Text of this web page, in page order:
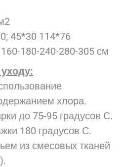
45*30 114*76
160-180-240-280-305 см
хлора.
до 75-95 градусов С.
180 градусов С.
из смесовых тканей